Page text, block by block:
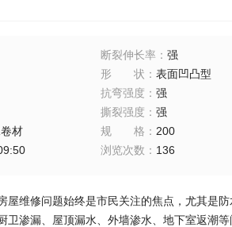
断裂伸长率 ： 强
形状 ： 表面凹凸型
抗弯强度 ： 强
撕裂强度 ： 强
材 规格 ： 200
浏览次数 ： 136
屋维修问题始终是市民关注的焦点，尤其是
卫渗漏、屋顶漏水、外墙渗水、地下室返潮